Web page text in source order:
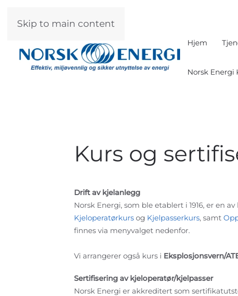
Skip to main content
Hjem
Norsk Energi
Kurs og
Drift av kjelanlegg
Norsk Energi, som ble etablert i 1916, er en
Kjeloperatørkurs og Kjelpasserkurs, samt
finnes via menyvalget nedenfor.
Vi arrangerer også kurs i Eksplosjonsvern/
Sertifisering av kjeloperatør/kjelpasser
Norsk Energi er akkreditert som